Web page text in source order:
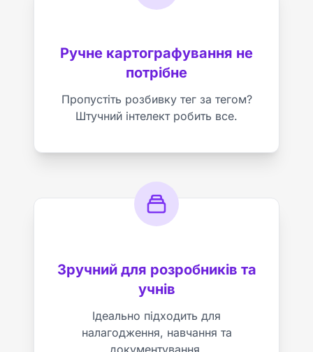
Ручне картографування не
потрібне
Пропустіть розбивку тег за тегом?
Штучний інтелект робить все.
Зручний для розробників та
учнів
Ідеально підходить для
налагодження, навчання та
документування.